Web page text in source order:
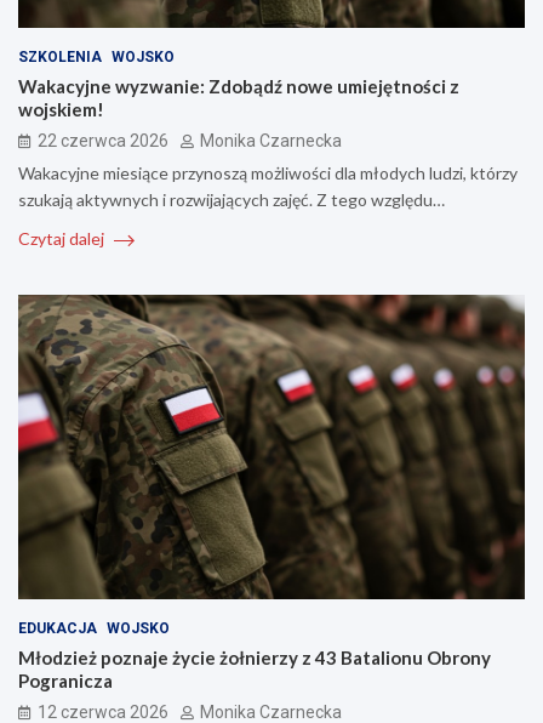
SZKOLENIA WOJSKO
Wakacyjne wyzwanie: Zdobądź nowe umiejętności z
wojskiem!
22 czerwca 2026 Monika Czarnecka
Wakacyjne miesiące przynoszą możliwości dla młodych ludzi, którzy
szukają aktywnych i rozwijających zajęć. Z tego względu…
Czytaj dalej
EDUKACJA WOJSKO
Młodzież poznaje życie żołnierzy z 43 Batalionu Obrony
Pogranicza
12 czerwca 2026 Monika Czarnecka